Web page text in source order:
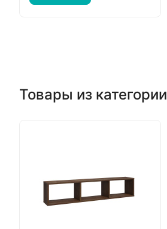
Товары из категории